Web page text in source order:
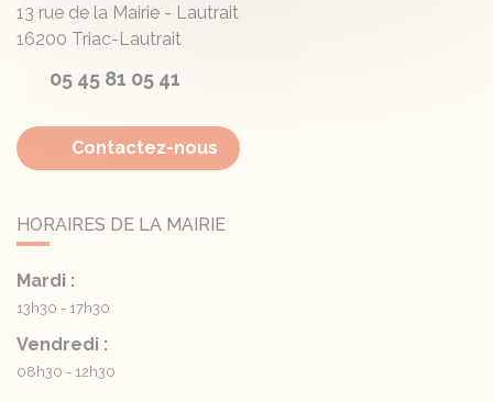
13 rue de la Mairie - Lautrait
16200 Triac-Lautrait
05 45 81 05 41
Contactez-nous
HORAIRES DE LA MAIRIE
Mardi :
13h30 - 17h30
Vendredi :
08h30 - 12h30